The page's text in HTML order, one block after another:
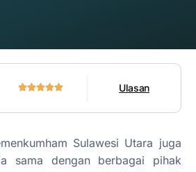
Ulasan
Sulawesi Utara juga
sama dengan berbagai pihak